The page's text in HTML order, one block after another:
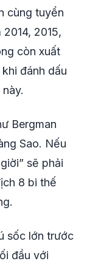
cùng tuyển
2015,
còn xuất
đánh dấu
Bergman
Sao. Nếu
sẽ phải
8 bi thế
sốc lớn trước
đầu với